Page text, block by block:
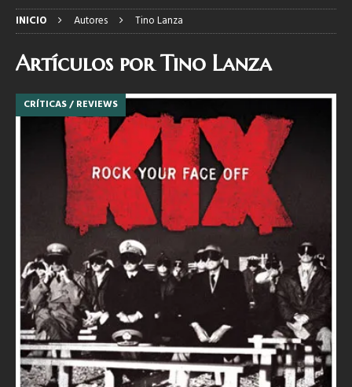
INICIO Autores Tino Lanza
Artículos porTino Lanza
CRÍTICAS / REVIEWS